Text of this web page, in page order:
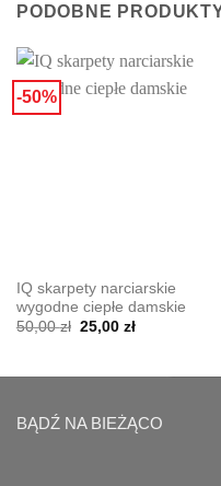
PODOBNE
-50%
IQ skarpety narciarskie
wygodne ciepłe damskie
50,00zł Pierwotna
25,00 złAktualna
BĄDŹ NA BIEŻĄCO